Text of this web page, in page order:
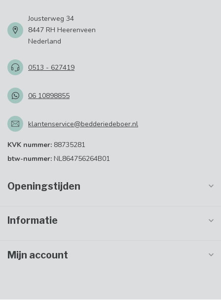
Jousterweg 34
8447 RH Heerenveen
Nederland
0513 - 627419
06 10898855
klantenservice@bedderiedeboer.nl
KVK nummer: 88735281
btw-nummer: NL864756264B01
Openingstijden
Informatie
Mijn account